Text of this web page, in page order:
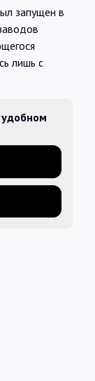
запущен в
лишь с